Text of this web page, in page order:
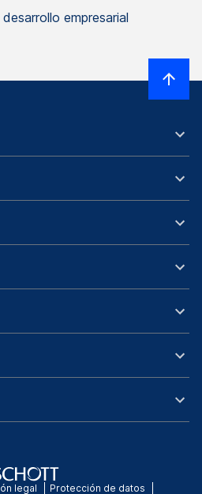
empresarial
legal Protección de datos